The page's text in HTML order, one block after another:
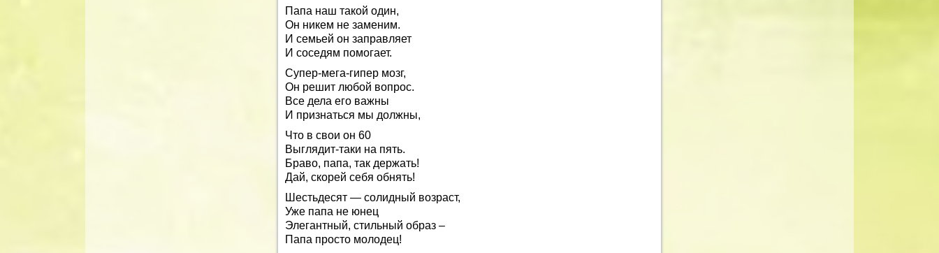
Папа наш такой один,
Он никем не заменим.
И семьей он заправляет
И соседям помогает.
Супер-мега-гипер мозг,
Он решит любой вопрос.
Все дела его важны
И признаться мы должны,
Что в свои он 60
Выглядит-таки на пять.
Браво, папа, так держать!
Дай, скорей себя обнять!
Шестьдесят — солидный возраст,
Уже папа не юнец
Элегантный, стильный образ –
Папа просто молодец!